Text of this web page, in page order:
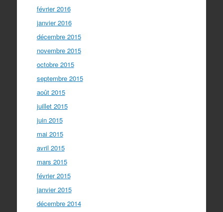
février 2016
janvier 2016
décembre 2015
novembre 2015
octobre 2015
septembre 2015
août 2015
juillet 2015
juin 2015
mai 2015
avril 2015
mars 2015
février 2015
janvier 2015
décembre 2014